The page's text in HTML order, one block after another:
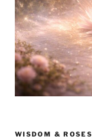
WISDOM & ROSES